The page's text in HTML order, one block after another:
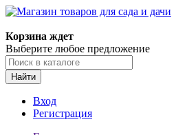
Корзина ждет
Выберите любое предложение
Найти
Вход
Регистрация